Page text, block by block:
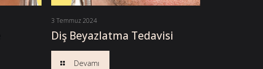
3 Temmuz 2024
Diş Beyazlatma Tedavisi
Devamı